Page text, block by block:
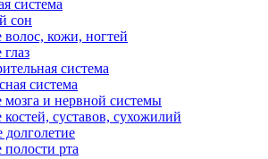
система
сон
волос, кожи, ногтей
глаз
система
система
мозга и нервной системы
костей, суставов, сухожилий
долголетие
полости рта